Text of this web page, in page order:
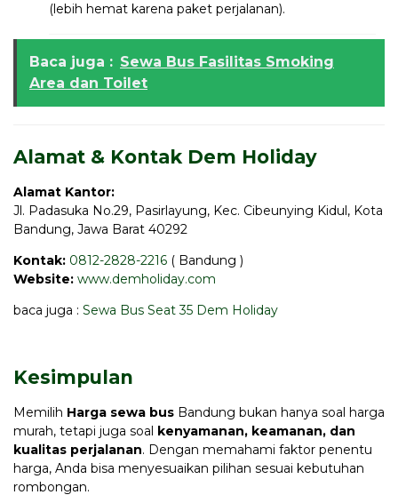
(lebih hemat karena paket perjalanan).
Baca juga : Sewa Bus Fasilitas Smoking
Area dan Toilet
Alamat & Kontak Dem Holiday
Alamat Kantor:
Jl. Padasuka No.29, Pasirlayung, Kec. Cibeunying Kidul, Kota
Bandung, Jawa Barat 40292
Kontak: 0812-2828-2216 ( Bandung )
Website: www.demholiday.com
baca juga : Sewa Bus Seat 35 Dem Holiday
Kesimpulan
Memilih Harga sewa bus Bandung bukan hanya soal harga
murah, tetapi juga soal
kenyamanan, keamanan, dan
kualitas perjalanan. Dengan memahami faktor penentu
harga, Anda bisa menyesuaikan pilihan sesuai kebutuhan
rombongan.